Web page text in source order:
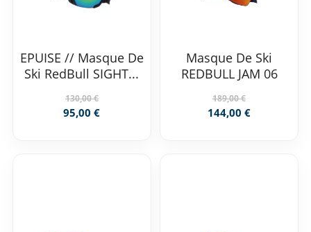
EPUISE // Masque De
Ski RedBull SIGHT...
130,00 €
95,00 €
Masque De Ski
REDBULL JAM 06
189,00 €
144,00 €